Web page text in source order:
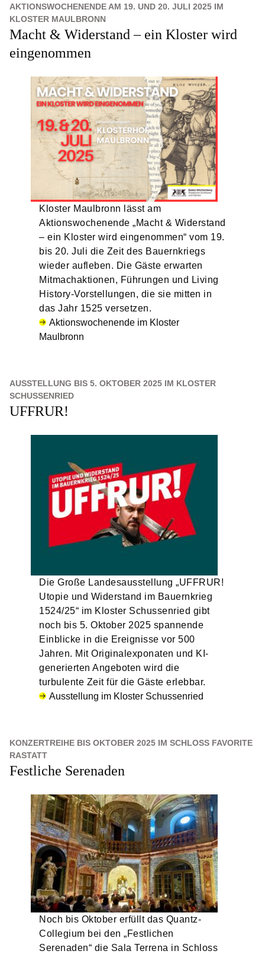
AKTIONSWOCHENENDE AM 19. UND 20. JULI 2025 IM
KLOSTER MAULBRONN
Macht & Widerstand – ein Kloster wird
eingenommen
Kloster Maulbronn lässt am
Aktionswochenende „Macht & Widerstand
– ein Kloster wird eingenommen“ vom 19.
bis 20. Juli die Zeit des Bauernkriegs
wieder aufleben. Die Gäste erwarten
Mitmachaktionen, Führungen und Living
History-Vorstellungen, die sie mitten in
das Jahr 1525 versetzen.
Aktionswochenende im Kloster
Maulbronn
AUSSTELLUNG BIS 5. OKTOBER 2025 IM KLOSTER
SCHUSSENRIED
UFFRUR!
Die Große Landesausstellung „UFFRUR!
Utopie und Widerstand im Bauernkrieg
1524/25“ im Kloster Schussenried gibt
noch bis 5. Oktober 2025 spannende
Einblicke in die Ereignisse vor 500
Jahren. Mit Originalexponaten und KI-
generierten Angeboten wird die
turbulente Zeit für die Gäste erlebbar.
Ausstellung im Kloster Schussenried
KONZERTREIHE BIS OKTOBER 2025 IM SCHLOSS FAVORITE
RASTATT
Festliche Serenaden
Noch bis Oktober erfüllt das Quantz-
Collegium bei den „Festlichen
Serenaden“ die Sala Terrena in Schloss